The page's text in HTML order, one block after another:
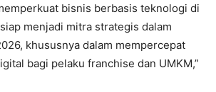
bisnis berbasis teknologi di
menjadi mitra strategis dalam
khususnya dalam mempercepat
bagi pelaku franchise dan UMKM,”